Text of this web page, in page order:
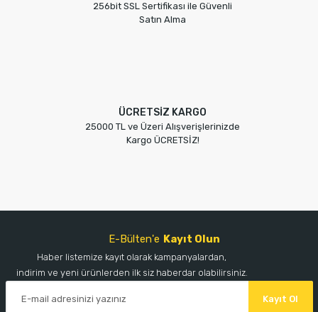
256bit SSL Sertifikası ile Güvenli
Satın Alma
ÜCRETSİZ KARGO
25000 TL ve Üzeri Alışverişlerinizde
Kargo ÜCRETSİZ!
E-Bülten'e Kayıt Olun
Haber listemize kayıt olarak kampanyalardan,
indirim ve yeni ürünlerden ilk siz haberdar olabilirsiniz.
Kayıt Ol